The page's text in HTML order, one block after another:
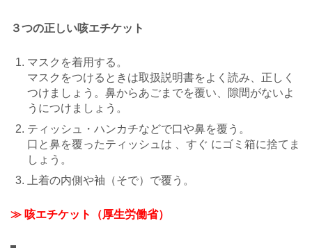
３つの正しい咳エチケット
マスクを着用する。
マスクをつけるときは取扱説明書をよく読み、正しく
つけましょう。鼻からあごまでを覆い、隙間がないよ
うにつけましょう。
ティッシュ・ハンカチなどで口や鼻を覆う。
口と鼻を覆ったティッシュは 、すぐ にゴミ箱に捨てま
しょう。
上着の内側や袖（そで）で覆う。
≫ 咳エチケット（厚生労働省）